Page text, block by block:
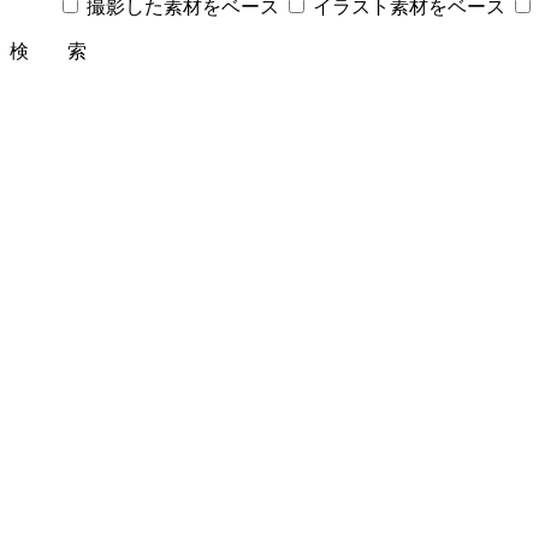
撮影した素材をベース
イラスト素材をベース
検 索